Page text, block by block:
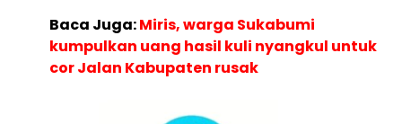
Baca Juga:Miris, warga Sukabumi
kumpulkan uang hasil kuli nyangkul untuk
cor Jalan Kabupaten rusak